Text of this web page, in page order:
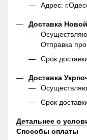
Адрес:
Доставка
Отправка
Срок
Доставка
Срок
Детальнее о
Способы оплаты